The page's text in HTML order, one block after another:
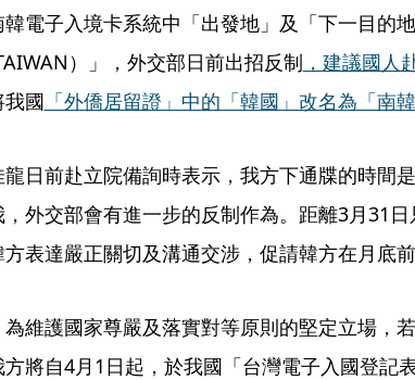
電子入境卡系統中「出發地」及「下一目的
）」，外交部日前出招反制 ，建議國人
國 「外僑居留證」中的「韓國」改名為「南韓
日前赴立院備詢時表示，我方下通牒的時間
外交部會有進一步的反制作為。距離3月31
表達嚴正關切及溝通交涉，促請韓方在月底前
維護國家尊嚴及落實對等原則的堅定立場，
將自4月1日起，於我國「台灣電子入國登記